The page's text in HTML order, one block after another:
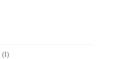
(1)